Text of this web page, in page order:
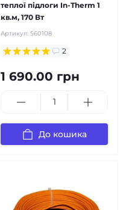
теплої підлоги In-Therm 1
кв.м, 170 Вт
Артикул: 560108
2
1 690.00 грн
До кошика